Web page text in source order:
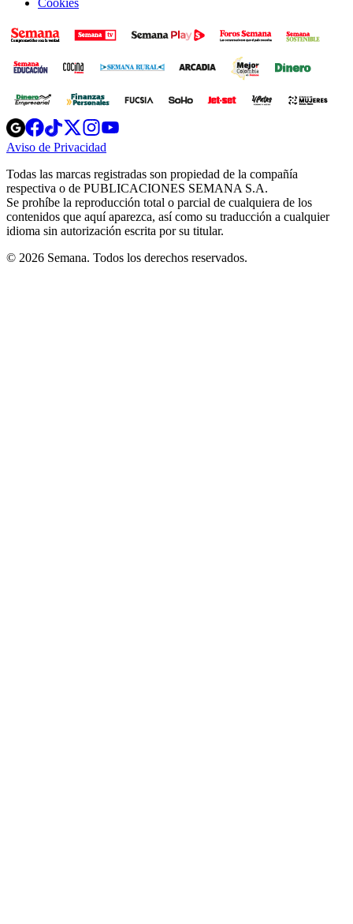
Opens
in
new
Opens
in
new
Opens
in
new
window
Opens
new
windowwindow
Aviso de Privacidad
new
window
Todas las marcas registradas son propiedad de la compañía
respectiva o de PUBLICACIONES SEMANA S.A.
Se prohíbe la reproducción total o parcial de cualquiera de los
contenidos que aquí aparezca, así como su traducción a cualquier
idioma sin autorización escrita por su titular.
© 2026 Semana. Todos los derechos reservados.